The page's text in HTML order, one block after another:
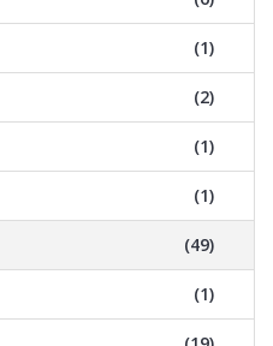
(1)
(2)
(1)
(1)
(49)
(1)